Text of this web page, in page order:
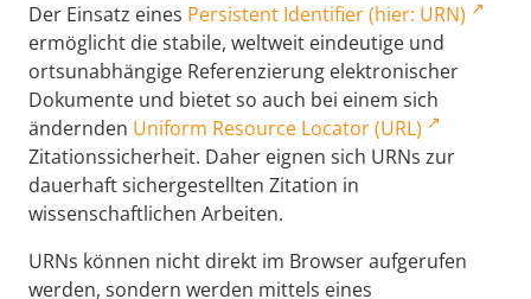
Der Einsatz eines Persistent Identifier (hier: URN)
ermöglicht die stabile, weltweit eindeutige und
ortsunabhängige Referenzierung elektronischer
Dokumente und bietet so auch bei einem sich
ändernden Uniform Resource Locator (URL)
Zitationssicherheit. Daher eignen sich URNs zur
dauerhaft sichergestellten Zitation in
wissenschaftlichen Arbeiten.
URNs können nicht direkt im Browser aufgerufen
werden, sondern werden mittels eines